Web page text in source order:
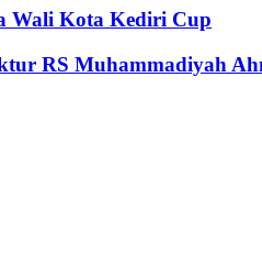
Wali Kota Kediri Cup
RS Muhammadiyah